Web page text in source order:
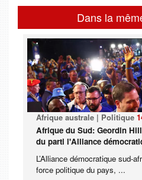
Dans la
Afrique australe | Politique
Afrique du Sud: Geordin
du parti l'Alliance
L’Alliance démocratique sud-
force politique du pays, ...